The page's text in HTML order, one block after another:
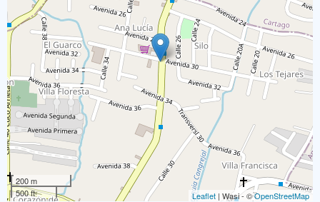
200 m
500 ft
Leaflet | Wasi - ©OpenStreetMap